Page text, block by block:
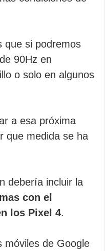
que si podremos
90Hz en
o solo en algunos
a esa próxima
que medida se ha
debería incluir la
con el
los Pixel 4.
móviles de Google